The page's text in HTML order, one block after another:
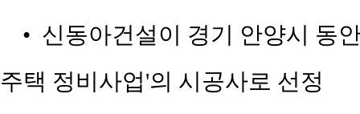
• 신동아건설이 경기 안양시 동
주택 정비사업'의 시공사로 선정